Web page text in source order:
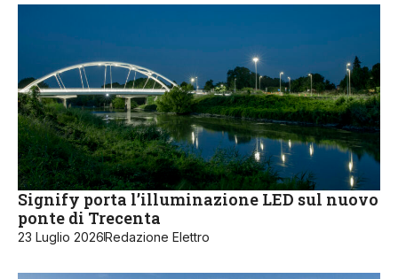
Signify porta l’illuminazione LED sul nuovo
ponte di Trecenta
23 Luglio 2026Redazione Elettro